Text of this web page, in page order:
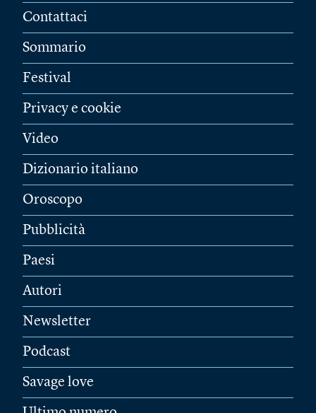
Contattaci
Sommario
Festival
Privacy e cookie
Video
Dizionario italiano
Oroscopo
Pubblicità
Paesi
Autori
Newsletter
Podcast
Savage love